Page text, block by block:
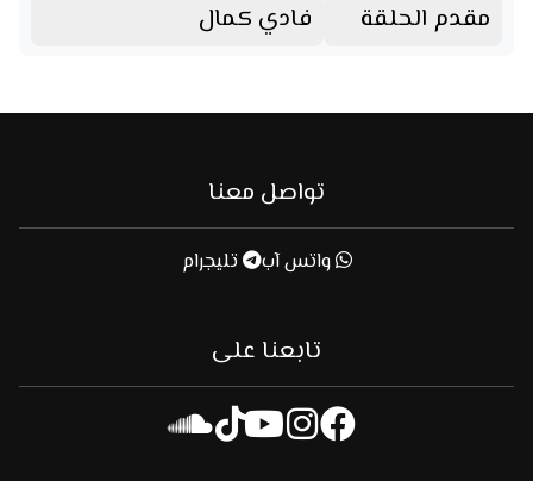
مقدم الحلقة
فادي كمال
تواصل معنا
واتس آب تليجرام
تابعنا على